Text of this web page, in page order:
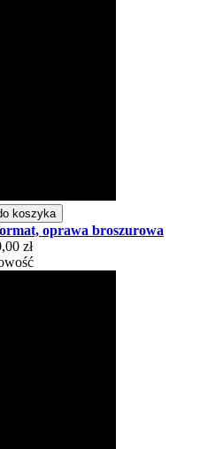
koszyka
oprawa broszurowa
zł